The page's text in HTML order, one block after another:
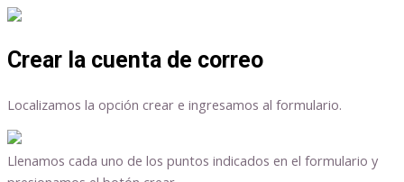
Crear la cuenta de correo
Localizamos la opción crear e ingresamos al formulario.
Llenamos cada uno de los puntos indicados en el formulario y